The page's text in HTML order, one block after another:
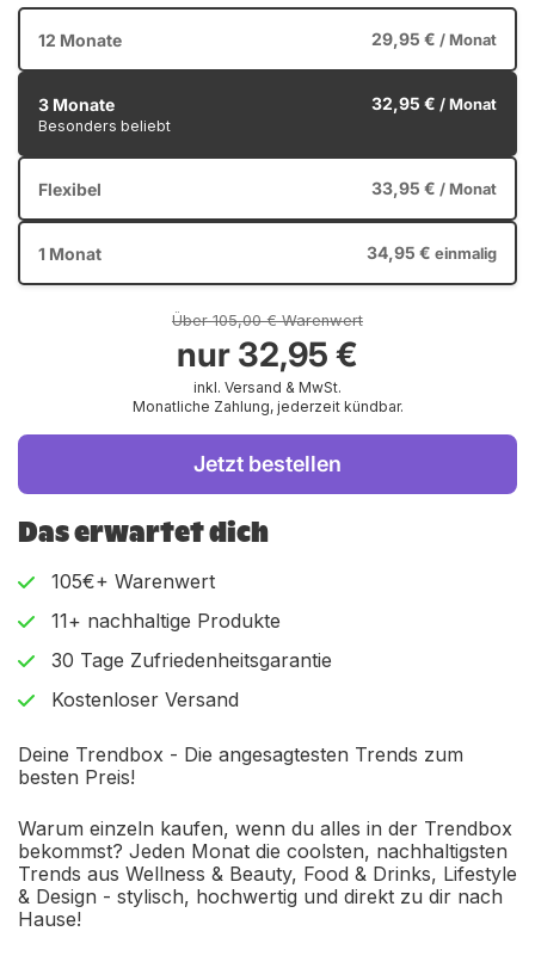
12 Monate 29,95 € / Monat
3 Monate 32,95 € / Monat
Besonders beliebt
Flexibel 33,95 € / Monat
1 Monat 34,95 € einmalig
Über 105,00 € Warenwert
nur 32,95 €
inkl. Versand & MwSt.
Monatliche Zahlung, jederzeit kündbar.
Jetzt bestellen
Das erwartet dich
105€+ Warenwert
11+ nachhaltige Produkte
30 Tage Zufriedenheitsgarantie
Kostenloser Versand
Deine Trendbox - Die angesagtesten Trends zum
besten Preis!
Warum einzeln kaufen, wenn du alles in der Trendbox
bekommst? Jeden Monat die coolsten, nachhaltigsten
Trends aus Wellness & Beauty, Food & Drinks, Lifestyle
& Design - stylisch, hochwertig und direkt zu dir nach
Hause!